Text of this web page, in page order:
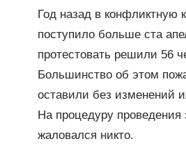
Год назад в конфликтную
поступило больше ста
протестовать решили 56
Большинство об этом
оставили без изменений
На процедуру проведения
жаловался никто.